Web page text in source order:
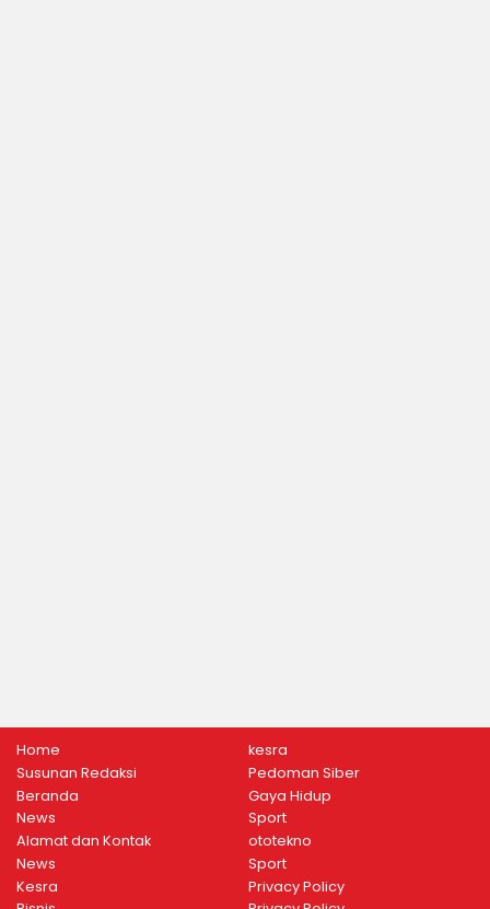
Home
Susunan Redaksi
Beranda
News
Alamat dan Kontak
News
Kesra
kesra
Pedoman Siber
Gaya Hidup
Sport
ototekno
Sport
Privacy Policy